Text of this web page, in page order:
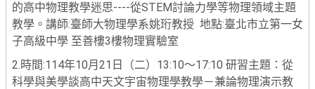
的高中物理教學迷思----從STEM討論力學等物理領域主題
教學。講師:臺師大物理學系姚珩教授 地點:臺北市立第一女
子高級中學 至善樓3樓物理實驗室
2.時間:114年10月21日（二）13:10～17:10 研習主題：從
科學與美學談高中天文宇宙物理學教學－兼論物理演示教